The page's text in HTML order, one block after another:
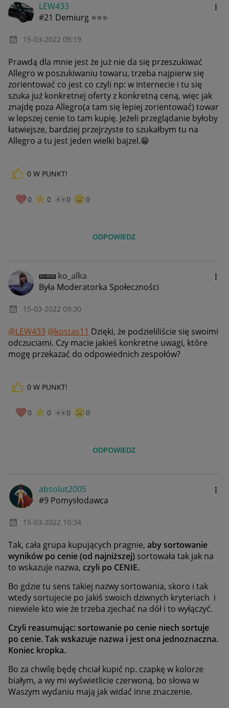
LEW433
#21 Demiurg ⭐⭐⭐
‎15-03-2022 09:19
Prawdą dla mnie jest że już nie da się przeszukiwać
Allegro w poszukiwaniu towaru, trzeba najpierw się
zorientować co jest co czyli np: w internecie i tu się
szuka już konkretnej oferty z konkretną ceną, więc jak
znajdę poza Allegro(a tam się lepiej zorientować) towar
w lepszej cenie to tam kupię. Jeżeli przeglądanie byłoby
łatwiejsze, bardziej przejrzyste to szukałbym tu na
Allegro a tu jest jeden wielki bajzel.😁
0 W PUNKT!
0 0 0 0
ODPOWIEDZ
ko_alka
Była Moderatorka Społeczności
‎15-03-2022 09:30
@LEW433 @kostas11 Dzięki, że podzieliliście się swoimi
odczuciami. Czy macie jakieś konkretne uwagi, które
mogę przekazać do odpowiednich zespołów?
0 W PUNKT!
0 0 0 0
ODPOWIEDZ
absolut2005
#9 Pomysłodawca
‎15-03-2022 10:34
Tak, cała grupa kupujących pragnie, aby sortowanie
wyników po cenie (od najniższej) sortowała tak jak na
to wskazuje nazwa, czyli po CENIE.
Bo gdzie tu sens takiej nazwy sortowania, skoro i tak
wtedy sortujecie po jakiś swoich dziwnych kryteriach i
niewiele kto wie że trzeba zjechać na dół i to wyłączyć.
Czyli reasumując: sortowanie po cenie niech sortuje
po cenie. Tak wskazuje nazwa i jest ona jednoznaczna.
Koniec kropka.
Bo za chwilę będę chciał kupić np. czapkę w kolorze
białym, a wy mi wyświetlicie czerwoną, bo słowa w
Waszym wydaniu mają jak widać inne znaczenie.